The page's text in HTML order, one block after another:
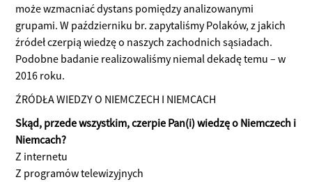
może wzmacniać dystans pomiędzy analizowanymi
grupami. W październiku br. zapytaliśmy Polaków, z jakich
źródeł czerpią wiedzę o naszych zachodnich sąsiadach.
Podobne badanie realizowaliśmy niemal dekadę temu – w
2016 roku.
ŹRÓDŁA WIEDZY O NIEMCZECH I NIEMCACH
Skąd, przede wszystkim, czerpie Pan(i) wiedzę o Niemczech i
Niemcach?
Z internetu
Z programów telewizyjnych